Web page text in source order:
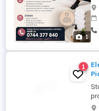
1
1